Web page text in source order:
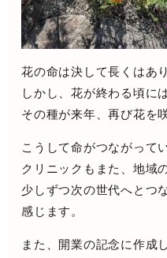
花の命は決して長くはあ
しかし、花が終わる頃に
その種が来年、再び花を
こうして命がつながって
クリニックもまた、地域
少しずつ次の世代へとつ
感じます。
また、開業の記念に作成